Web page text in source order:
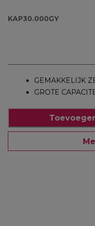
KAP30.000GY
GEMAKKELIJK
GROTE